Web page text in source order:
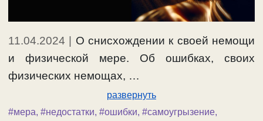
11.04.2024
О снисхождении к своей немощи
и физической мере. Об ошибках, своих
физических немощах, …
развернуть
#мера, #недостатки, #ошибки, #самоугрызение,